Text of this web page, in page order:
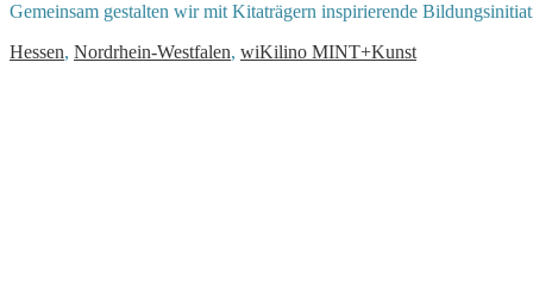
Gemeinsam gestalten wir mit Kitaträgern inspirierende
Hessen, Nordrhein-Westfalen, wiKilino MINT+Kunst